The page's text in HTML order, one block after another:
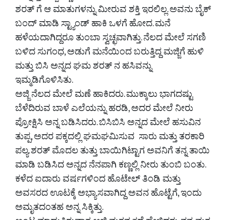
ಶರತ್ ‌ಗೆ ಆ ಮಾತುಗಳನ್ನು ಮೀರುವ ಶಕ್ತಿ ಇರಲಿಲ್ಲ. ಅವನು ಬೈಕ್
ಬಂದ್ ಮಾಡಿ ಸ್ಟ್ಯಾಂಡ್ ಹಾಕಿ ಒಳಗೆ ಹೋದ. ಮನೆ
ಹಳೆಯದಾಗಿದ್ದರೂ ತುಂಬಾ ಸ್ವಚ್ಛವಾಗಿತ್ತು. ನೆಲದ ಮೇಲೆ ಸಗಣಿ
ಬಳಿದ ಸುಗಂಧ, ಅಡುಗೆ ಮನೆಯಿಂದ ಬರುತ್ತಿದ್ದ ಮಜ್ಜಿಗೆ ಹುಳಿ
ಮತ್ತು ಬಿಸಿ ಅನ್ನದ ಘಮ ಶರತ್ ‌ನ ಹಸಿವನ್ನು
ಇಮ್ಮಡಿಗೊಳಿಸಿತು.
ಅಜ್ಜಿ ನೆಲದ ಮೇಲೆ ಮಣೆ ಹಾಕಿದರು. ಮುಕ್ಕಾಲು ಭಾಗದಷ್ಟು
ಬೆಳೆದಿರುವ ಬಾಳೆ ಎಲೆಯನ್ನು ಹರಡಿ, ಅದರ ಮೇಲೆ ನೀರು
ಪ್ರೋಕ್ಷಿಸಿ ಅನ್ನ ಬಡಿಸಿದರು. ಬಿಸಿಬಿಸಿ ಅನ್ನದ ಮೇಲೆ ಹಸುವಿನ
ತುಪ್ಪ, ಅದರ ಪಕ್ಕದಲ್ಲಿ ಘಮಘಮಿಸುವ ಸಾರು ಮತ್ತು ತರಕಾರಿ
ಪಲ್ಯ. ಶರತ್ ಮೊದಲ ತುತ್ತು ಬಾಯಿಗಿಟ್ಟಾಗ ಅವನಿಗೆ ತನ್ನ ತಾಯಿ
ಮಾಡಿ ಬಡಿಸಿದ ಅನ್ನದ ನೆನಪಾಗಿ ಕಣ್ಣಲ್ಲಿ ನೀರು ತುಂಬಿ ಬಂತು.
ಕಳೆದ ಐದಾರು ವರ್ಷಗಳಿಂದ ಹೊಟೇಲ್ ತಿಂಡಿ ಮತ್ತು
ಅವಸರದ ಊಟಕ್ಕೆ ಅಭ್ಯಾಸವಾಗಿದ್ದ ಅವನ ಹೊಟ್ಟೆಗೆ, ಇಂದು
ಅಮೃತದಂತಹ ಅನ್ನ ಸಿಕ್ಕಿತ್ತು.